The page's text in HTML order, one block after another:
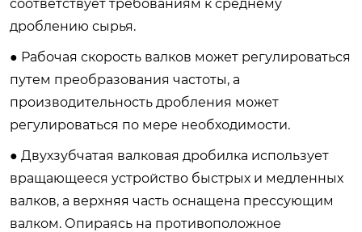
соответствует требованиям к среднему
дроблению сырья.
● Рабочая скорость валков может регулироваться
путем преобразования частоты, а
производительность дробления может
регулироваться по мере необходимости.
● Двухзубчатая валковая дробилка использует
вращающееся устройство быстрых и медленных
валков, а верхняя часть оснащена прессующим
валком. Опираясь на противоположное